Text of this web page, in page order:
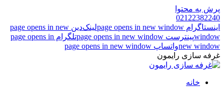
پرش به محتوا
02122382240
اینستاگرام page opens in new window
لینک‌دین page opens in new
windowپینترست page opens in new window
تلگرام page opens in
new windowواتساپ page opens in new window
غرفه سازی رایمون
خانه